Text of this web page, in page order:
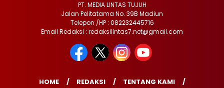
PT. MEDIA LINTAS TUJUH
Jalan Pelitatama No. 39B Madiun
Telepon /HP : 082232445716
Email Redaksi : redaksilintas7.net@gmail.com
HOME REDAKSI TENTANG KAMI